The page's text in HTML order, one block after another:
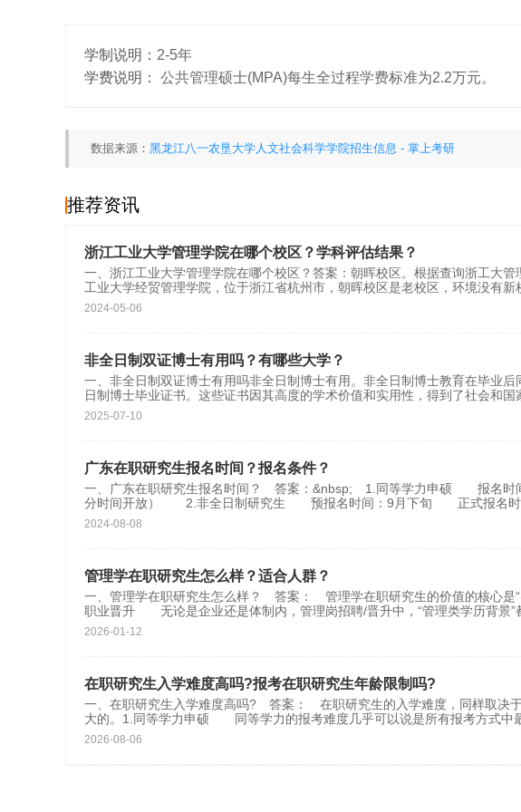
学制说明： 2-5年
学费说明：
公共管理硕士(MPA)每生全过程学费标准为2.2万元。
数据来源： 黑龙江八一农垦大学人文社会科学学院招生信息 - 掌上考研
推荐资讯
浙江工业大学管理学院在哪个校区？学科评估结果？
一、浙江工业大学管理学院在哪个校区？答案：朝晖校区。根据查询浙工大
工业大学经贸管理学院，位于浙江省杭州市，朝晖校区是老校区，环境没有新
2024-05-06
非全日制双证博士有用吗？有哪些大学？
一、非全日制双证博士有用吗非全日制博士有用。非全日制博士教育在毕业
日制博士毕业证书。这些证书因其高度的学术价值和实用性，得到了社会和国
2025-07-10
广东在职研究生报名时间？报名条件？
一、广东在职研究生报名时间？ 答案：&nbsp; 1.同等学力申硕 报名时间
分时间开放） 2.非全日制研究生 预报名时间：9月下旬 正式报名时
2024-08-08
管理学在职研究生怎么样？适合人群？
一、管理学在职研究生怎么样？ 答案： 管理学在职研究生的价值的核心是“
职业晋升 无论是企业还是体制内，管理岗招聘/晋升中，“管理类学历背景”
2026-01-12
在职研究生入学难度高吗?报考在职研究生年龄限制吗?
一、在职研究生入学难度高吗? 答案： 在职研究生的入学难度，同样取决于
大的。1.同等学力申硕 同等学力的报考难度几乎可以说是所有报考方式中
2026-08-06